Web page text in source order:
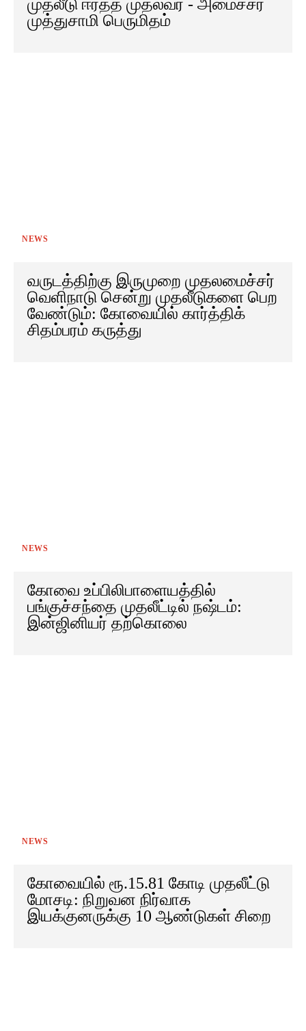
முதலீடு ஈர்த்த முதல்வர் - அமைச்சர்
முத்துசாமி பெருமிதம்
NEWS
வருடத்திற்கு இருமுறை முதலமைச்சர்
வெளிநாடு சென்று முதலீடுகளை பெற
வேண்டும்: கோவையில் கார்த்திக்
சிதம்பரம் கருத்து
NEWS
கோவை உப்பிலிபாளையத்தில்
பங்குச்சந்தை முதலீட்டில் நஷ்டம்:
இன்ஜினியர் தற்கொலை
NEWS
கோவையில் ரூ.15.81 கோடி முதலீட்டு
மோசடி: நிறுவன நிர்வாக
இயக்குனருக்கு 10 ஆண்டுகள் சிறை